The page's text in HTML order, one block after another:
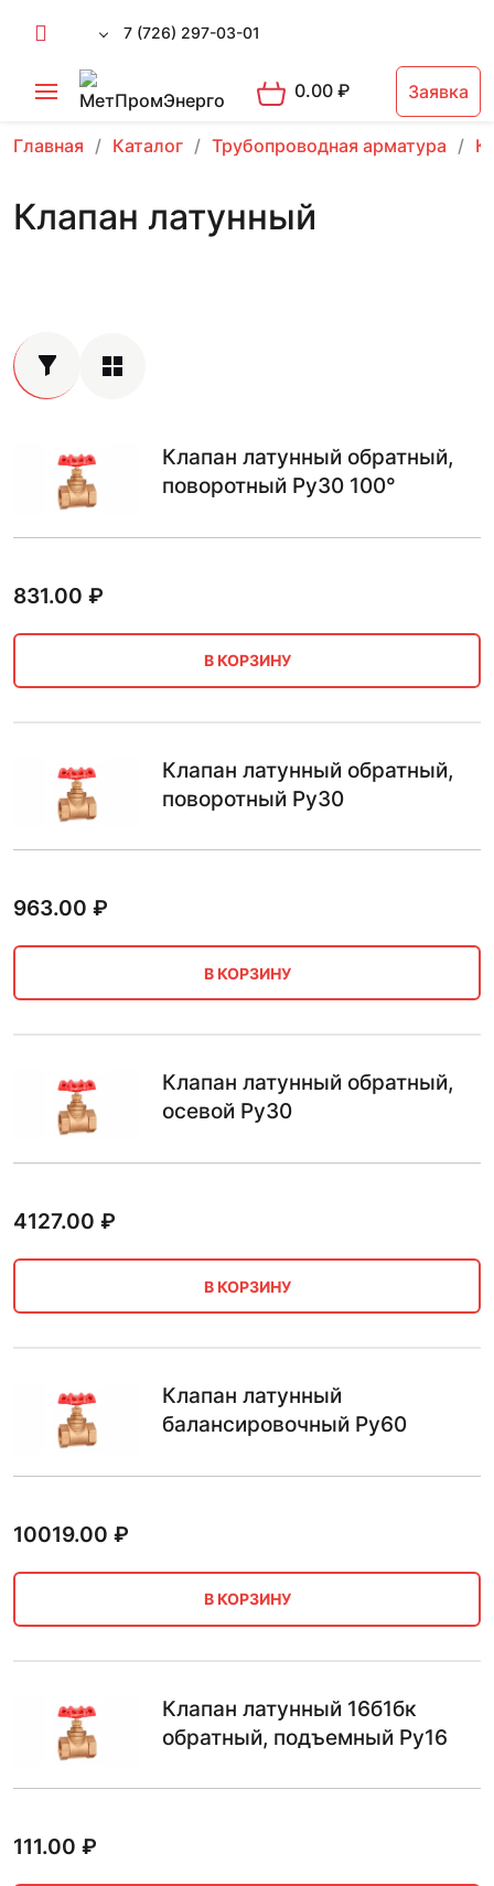
7 (726) 297-03-01
0.00₽ Заявка
Главная Каталог Трубопроводная арматура
Клапан латунный
Клапан латунный обратный,
поворотный Ру30 100°
831.00 ₽
В КОРЗИНУ
Клапан латунный обратный,
поворотный Ру30
963.00 ₽
В КОРЗИНУ
Клапан латунный обратный,
осевой Ру30
4127.00 ₽
В КОРЗИНУ
Клапан латунный
балансировочный Ру60
10019.00 ₽
В КОРЗИНУ
Клапан латунный 16б1бк
обратный, подъемный Ру16
111.00 ₽